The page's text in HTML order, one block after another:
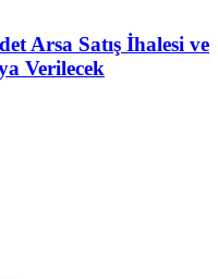
Arsa Satış İhalesi ve
Verilecek